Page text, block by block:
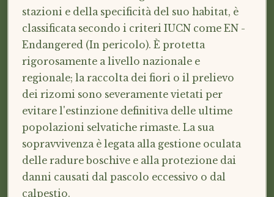
stazioni e della specificità del suo habitat, è
classificata secondo i criteri IUCN come EN -
Endangered (In pericolo). È protetta
rigorosamente a livello nazionale e
regionale; la raccolta dei fiori o il prelievo
dei rizomi sono severamente vietati per
evitare l'estinzione definitiva delle ultime
popolazioni selvatiche rimaste. La sua
sopravvivenza è legata alla gestione oculata
delle radure boschive e alla protezione dai
danni causati dal pascolo eccessivo o dal
calpestio.